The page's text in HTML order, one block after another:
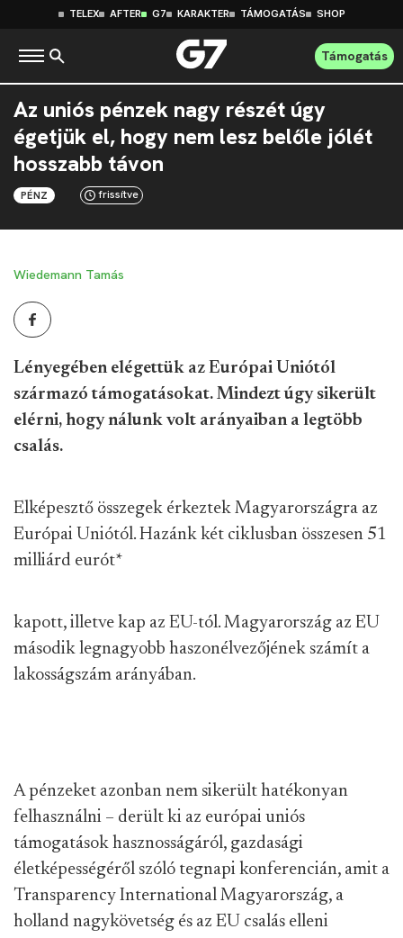
TELEX AFTER G7 KARAKTER TÁMOGATÁS SHOP
Támogatás
Az uniós pénzek nagy részét úgy
égetjük el, hogy nem lesz belőle jólét
hosszabb távon
PÉNZ frissítve
Wiedemann Tamás
Lényegében elégettük az Európai Uniótól
származó támogatásokat. Mindezt úgy sikerült
elérni, hogy nálunk volt arányaiban a legtöbb
csalás.
Elképesztő összegek érkeztek Magyarországra az
Európai Uniótól. Hazánk két ciklusban összesen 51
milliárd eurót*
kapott, illetve kap az EU-tól. Magyarország az EU
második legnagyobb haszonélvezőjének számít a
lakosságszám arányában.
A pénzeket azonban nem sikerült hatékonyan
felhasználni – derült ki az európai uniós
támogatások hasznosságáról, gazdasági
életképességéről szóló tegnapi konferencián, amit a
Transparency International Magyarország, a
holland nagykövetség és az EU csalás elleni